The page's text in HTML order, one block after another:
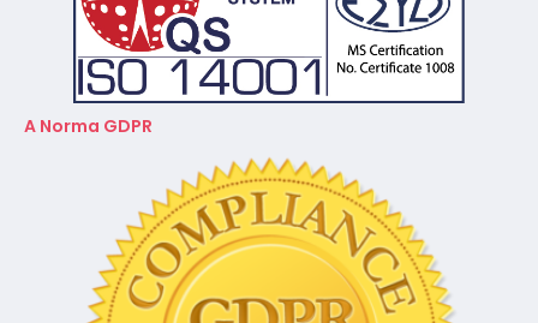
A Norma GDPR